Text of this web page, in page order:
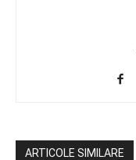
ARTICOLE SIMILARE